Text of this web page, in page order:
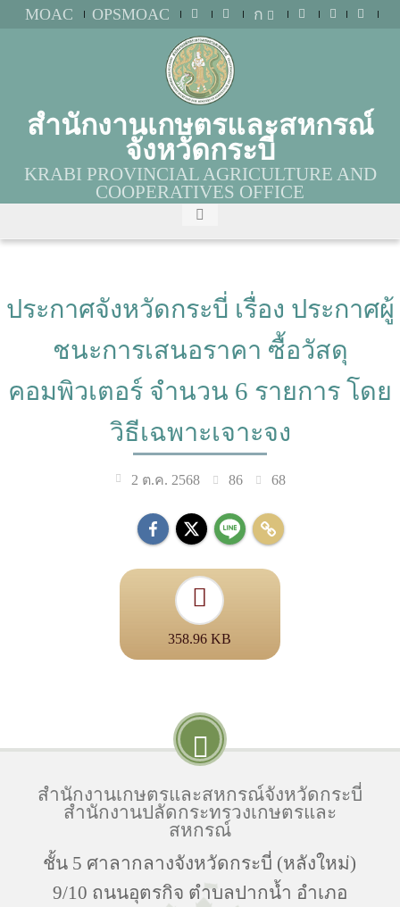
MOAC OPSMOAC ก
สำนักงานเกษตรและสหกรณ์
จังหวัดกระบี่
KRABI PROVINCIAL AGRICULTURE AND
COOPERATIVES OFFICE
ประกาศจังหวัดกระบี่ เรื่อง ประกาศผู้
ชนะการเสนอราคา ซื้อวัสดุ
คอมพิวเตอร์ จำนวน 6 รายการ โดย
วิธีเฉพาะเจาะจง
2 ต.ค. 2568 86 68
358.96 KB
สำนักงานเกษตรและสหกรณ์จังหวัดกระบี่
สำนักงานปลัดกระทรวงเกษตรและ
สหกรณ์
ชั้น 5 ศาลากลางจังหวัดกระบี่ (หลังใหม่)
9/10 ถนนอุตรกิจ ตำบลปากน้ำ อำเภอ